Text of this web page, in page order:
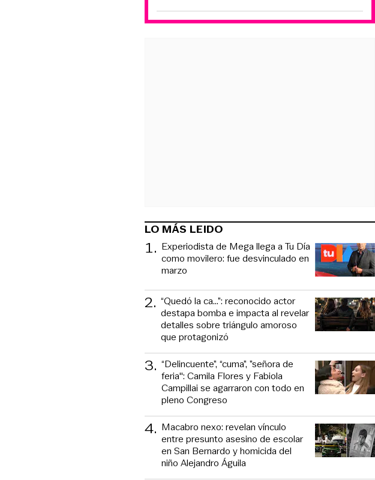
LO MÁS LEIDO
1. Experiodista de Mega llega a Tu Día
como movilero: fue desvinculado en
marzo
2. “Quedó la ca...”: reconocido actor
destapa bomba e impacta al revelar
detalles sobre triángulo amoroso
que protagonizó
3. “Delincuente”, “cuma”, ”señora de
feria": Camila Flores y Fabiola
Campillai se agarraron con todo en
pleno Congreso
4. Macabro nexo: revelan vínculo
entre presunto asesino de escolar
en San Bernardo y homicida del
niño Alejandro Águila